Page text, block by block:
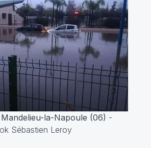
la-Napoule (06) -
Sébastien Leroy